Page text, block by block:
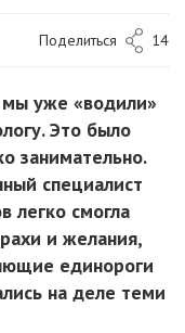
Поделиться 14
мы уже «водили»
Это было
занимательно.
специалист
легко смогла
и желания,
единороги
на деле теми